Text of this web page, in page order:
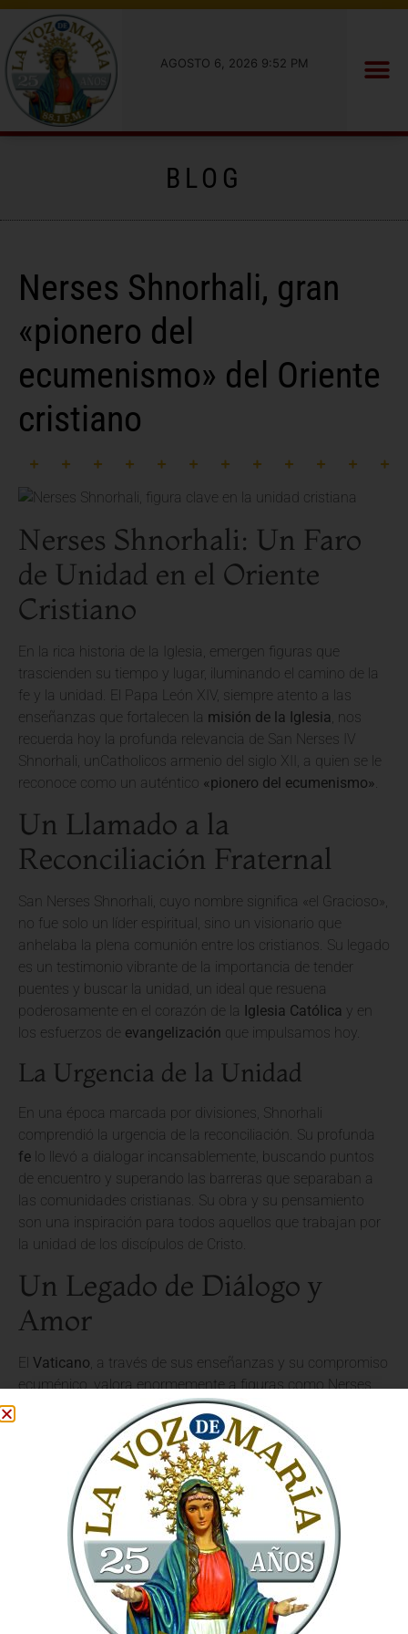
AGOSTO 6, 2026 9:52 PM
BLOG
Nerses Shnorhali, gran
«pionero del
ecumenismo» del Oriente
cristiano
Nerses Shnorhali: Un Faro
de Unidad en el Oriente
Cristiano
En la rica historia de la Iglesia, emergen figuras que
trascienden su tiempo y lugar, iluminando el camino de la
fe y la unidad. El Papa León XIV, siempre atento a las
enseñanzas que fortalecen la misión de la Iglesia , nos
recuerda hoy la profunda relevancia de San Nerses IV
Shnorhali, unCatholicos armenio del siglo XII, a quien se le
reconoce como un auténtico «pionero del ecumenismo»
Un Llamado a la
Reconciliación Fraternal
San Nerses Shnorhali, cuyo nombre significa «el Gracioso»,
no fue solo un líder espiritual, sino un visionario que
anhelaba la plena comunión entre los cristianos. Su legado
es un testimonio vibrante de la importancia de tender
puentes y buscar la unidad, un ideal que resuena
poderosamente en el corazón de la Iglesia Católica y en
los esfuerzos de evangelización que impulsamos hoy.
La Urgencia de la Unidad
En una época marcada por divisiones, Shnorhali
comprendió la urgencia de la reconciliación. Su profunda
fe lo llevó a dialogar incansablemente, buscando puntos
de encuentro y superando las barreras que separaban a
las comunidades cristianas. Su obra y su pensamiento
son una inspiración para todos aquellos que trabajan por
la unidad de los discípulos de Cristo.
Un Legado de Diálogo y
Amor
El Vaticano, a través de sus enseñanzas y su compromiso
ecuménico, valora enormemente a figuras como Nerses
Shnorhali. Su enfoque no fue el de la imposición, sino el del
diálogo sereno y el amor fraterno, buscando siempre el
entendimiento mutuo y el respeto por las ricas tradiciones
de cada Iglesia.
La Importancia de la Historia
Compartida
Shnorhali entendió que la historia compartida de la fe es
un poderoso cimiento para la unidad. A través de sus
escritos y su labor pastoral, enfatizó los elementos